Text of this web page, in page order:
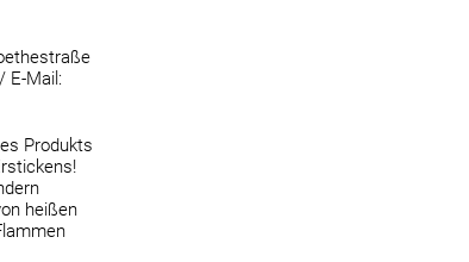
E-Mail:
Produkts
heißen